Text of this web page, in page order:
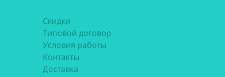
Скидки
Типовой договор
Условия работы
Контакты
Доставка